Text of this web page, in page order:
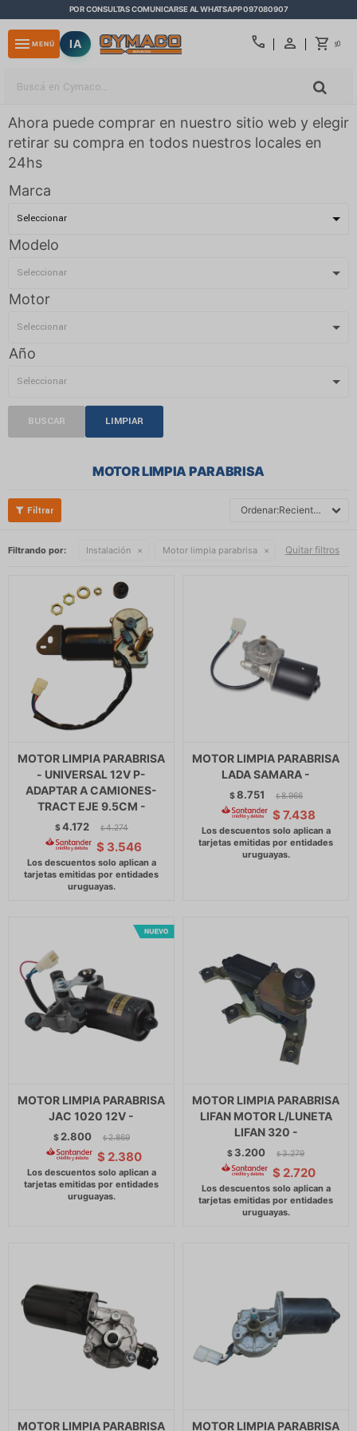
POR CONSULTAS COMUNICARSE AL WHATSAPP 097080907
call $0
menu MENÚ IA
Ahora puede comprar en nuestro sitio web y elegir
retirar su compra en todos nuestros locales en
24hs
Marca
Modelo
Motor
Año
BUSCAR LIMPIAR
MOTOR LIMPIA PARABRISA
Recientes
Filtrando por: Instalación Motor limpia parabrisa Quitar filtros
MOTOR LIMPIA PARABRISA
- UNIVERSAL 12V P-
ADAPTAR A CAMIONES-
TRACT EJE 9.5CM -
$4.172 $ 4.274
$ 3.546
MOTOR LIMPIA PARABRISA
LADA SAMARA -
$8.751 $ 8.966
$ 7.438
MOTOR LIMPIA PARABRISA
JAC 1020 12V -
$ 2.800 $ 2.869
$ 2.380
MOTOR LIMPIA PARABRISA
LIFAN MOTOR L/LUNETA
LIFAN 320 -
$ 3.200 $ 3.279
$ 2.720
MOTOR LIMPIA PARABRISA MOTOR LIMPIA PARABRISA
close